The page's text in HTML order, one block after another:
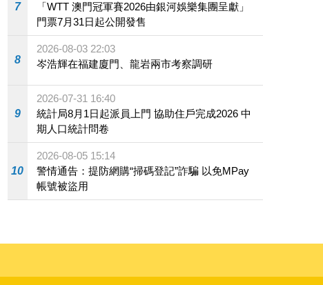
7
「WTT 澳門冠軍賽2026由銀河娛樂集團呈獻」
門票7月31日起公開發售
8
2026-08-03 22:03
岑浩輝在福建廈門、龍岩兩市考察調研
9
2026-07-31 16:40
統計局8月1日起派員上門 協助住戶完成2026 中
期人口統計問卷
10
2026-08-05 15:14
警情通告：提防網購“掃碼登記”詐騙 以免MPay
帳號被盜用